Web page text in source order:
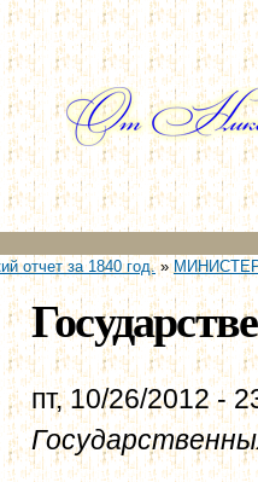
отчет за 1840 год.»
пт, 10/26/2012 -